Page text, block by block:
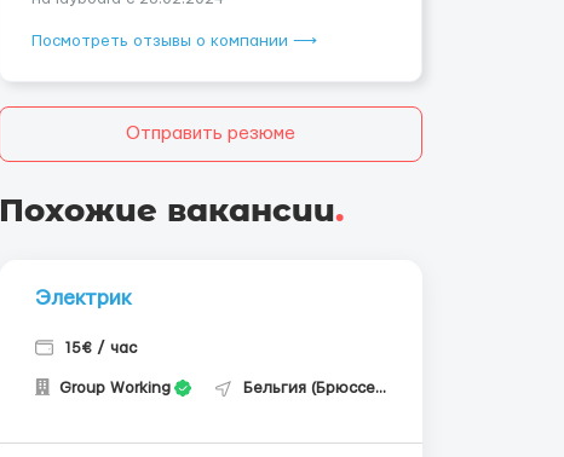
Посмотреть отзывы о компании ⟶
Отправить резюме
Похожие вакансии.
Электрик
15€ / час
Group Working Бельгия (Брюссель)